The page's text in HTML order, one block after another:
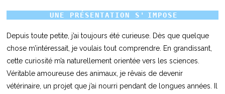
UNE PRÉSENTATION S' IMPOSE
Depuis toute petite, j’ai toujours été curieuse. Dès que quelque
chose m’intéressait, je voulais tout comprendre. En grandissant,
cette curiosité m’a naturellement orientée vers les sciences.
Véritable amoureuse des animaux, je rêvais de devenir
vétérinaire, un projet que j’ai nourri pendant de longues années. Il